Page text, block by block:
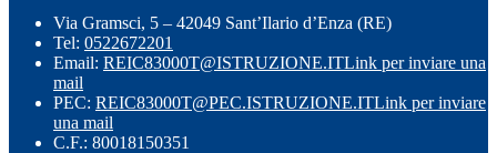
Via Gramsci, 5 – 42049 Sant’Ilario d’Enza (RE)
Tel: 0522672201
Email: REIC83000T@ISTRUZIONE.ITLink per inviare una
mail
PEC: REIC83000T@PEC.ISTRUZIONE.ITLink per inviare
una mail
C.F.: 80018150351